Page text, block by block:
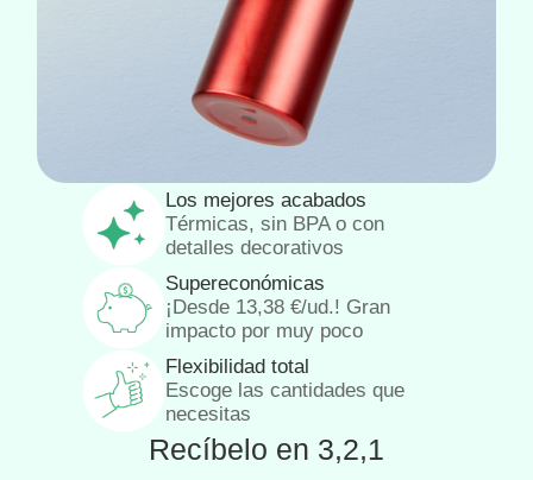
Los mejores acabados
Térmicas, sin BPA o con
detalles decorativos
Supereconómicas
¡Desde 13,38 €/ud.! Gran
impacto por muy poco
Flexibilidad total
Escoge las cantidades que
necesitas
Recíbelo en 3,2,1